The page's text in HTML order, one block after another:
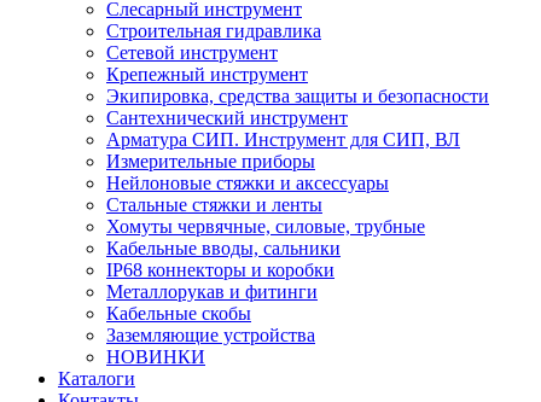
Слесарный инструмент
Строительная гидравлика
Сетевой инструмент
Крепежный инструмент
Экипировка, средства защиты и безопасности
Сантехнический инструмент
Арматура СИП. Инструмент для СИП, ВЛ
Измерительные приборы
Нейлоновые стяжки и аксессуары
Стальные стяжки и ленты
Хомуты червячные, силовые, трубные
Кабельные вводы, сальники
IP68 коннекторы и коробки
Металлорукав и фитинги
Кабельные скобы
Заземляющие устройства
НОВИНКИ
Каталоги